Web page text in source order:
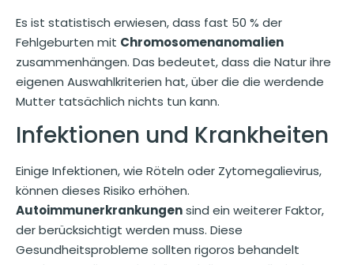
Es ist statistisch erwiesen, dass fast 50 % der
Fehlgeburten mit Chromosomenanomalien
zusammenhängen. Das bedeutet, dass die Natur ihre
eigenen Auswahlkriterien hat, über die die werdende
Mutter tatsächlich nichts tun kann.
Infektionen und Krankheiten
Einige Infektionen, wie Röteln oder Zytomegalievirus,
können dieses Risiko erhöhen.
Autoimmunerkrankungensind ein weiterer Faktor,
der berücksichtigt werden muss. Diese
Gesundheitsprobleme sollten rigoros behandelt